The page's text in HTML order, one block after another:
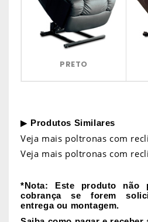
PRETO
▶ Produtos Similares
Veja mais poltronas com
Veja mais poltronas com
*Nota: Este produto não
cobrança se forem
entrega ou montagem.